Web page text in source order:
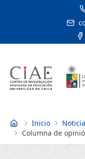
Inicio Inicio
Columna de
la lectura y la